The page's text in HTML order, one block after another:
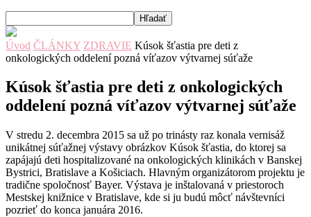
Úvod ČLÁNKY ZDRAVIE Kúsok šťastia pre deti z
onkologických oddelení pozná víťazov výtvarnej súťaže
Kúsok šťastia pre deti z onkologických
oddelení pozná víťazov výtvarnej súťaže
V stredu 2. decembra 2015 sa už po trinásty raz konala vernisáž
unikátnej súťažnej výstavy obrázkov Kúsok šťastia, do ktorej sa
zapájajú deti hospitalizované na onkologických klinikách v Banskej
Bystrici, Bratislave a Košiciach. Hlavným organizátorom projektu je
tradične spoločnosť Bayer. Výstava je inštalovaná v priestoroch
Mestskej knižnice v Bratislave, kde si ju budú môcť návštevníci
pozrieť do konca januára 2016.